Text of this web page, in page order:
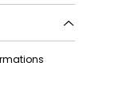
sécher